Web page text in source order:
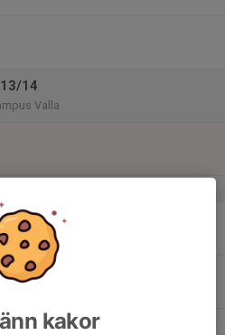
14
Valla
14 kakor